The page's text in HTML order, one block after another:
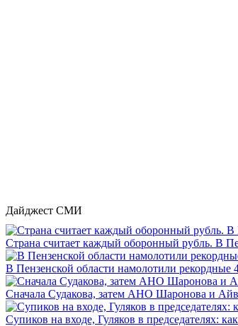
Дайджест СМИ
Страна считает каждый оборонный рубль. В
В Пензенской области намолотили рекордные
Сначала Судакова, затем АНО Шаронова и
Супиков на входе, Гуляков в председателях: